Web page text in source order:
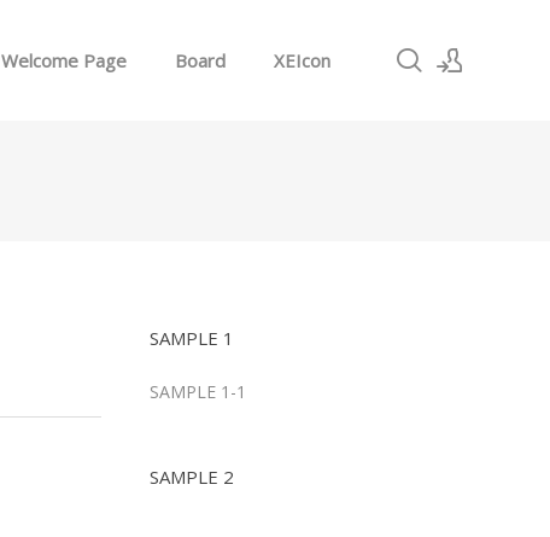
Welcome Page Board XEIcon
SAMPLE 1
SAMPLE 1-1
SAMPLE 2